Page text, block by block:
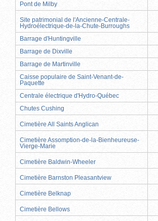
Pont de Milby
Site patrimonial de l'Ancienne-Centrale-
Hydroélectrique-de-la-Chute-Burroughs
Barrage d'Huntingville
Barrage de Dixville
Barrage de Martinville
Caisse populaire de Saint-Venant-de-
Paquette
Centrale électrique d'Hydro-Québec
Chutes Cushing
Cimetière All Saints Anglican
Cimetière Assomption-de-la-Bienheureuse-
Vierge-Marie
Cimetière Baldwin-Wheeler
Cimetière Barnston Pleasantview
Cimetière Belknap
Cimetière Bellows